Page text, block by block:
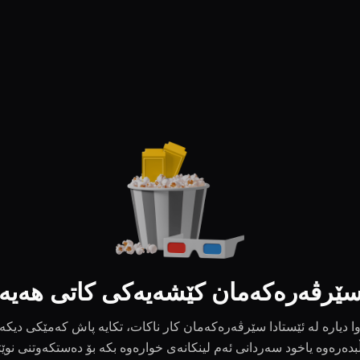
کێشەیەکی کاتی
وا دیارە لە ئێستادا سێرڤەرەکەمان کار ناکات، تکایە پاش کەمێکی دیکە
یاخود سەردانی ئەم لینکانەی خوارەوە بکە بۆ دەستکەوتنی